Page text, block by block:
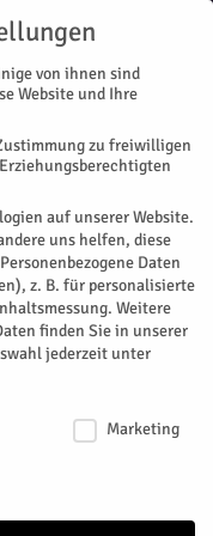
der
NRW
festgestellt.her
von ihnen sind
Website und Ihre
zu freiwilligen
auf unserer Website.
uns helfen, diese
Personenbezogene Daten
z. B. für personalisierte
Weitere
finden Sie in unserer
jederzeit unter
Marketing